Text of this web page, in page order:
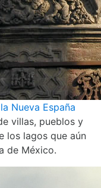
Nueva España
villas, pueblos y
los lagos que aún
de México.